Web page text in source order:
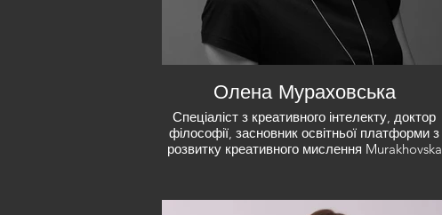
Олена Мураховська
Спеціаліст з креативного інтелекту, доктор
філософії, засновник освітньої платформи з
розвитку креативного мислення Murakhovska